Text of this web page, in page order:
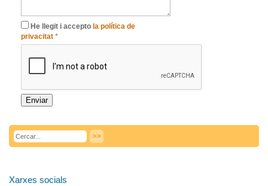
He llegit i accepto la política de
privacitat *
Enviar
Xarxes socials